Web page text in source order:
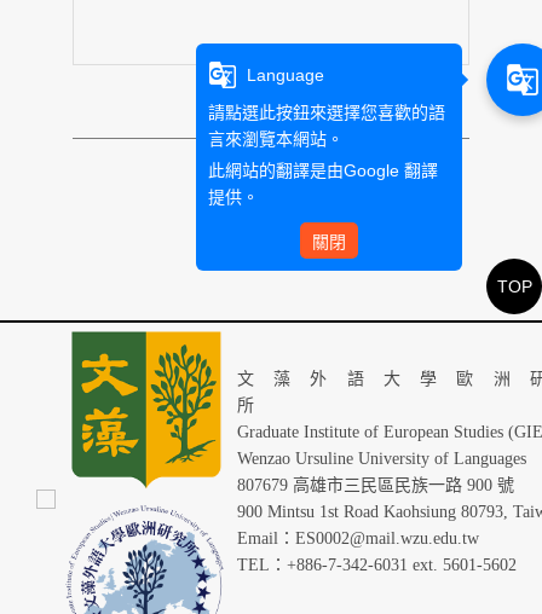
文藻外語大學歐洲
Graduate Institute of European Studies
Wenzao Ursuline University of Languages
807679 高雄市三民區民族一路 900 號
900 Mintsu 1st Road Kaohsiung 80793,
Email：ES0002@mail.wzu.edu.tw
TEL：+886-7-342-6031 ext. 5601-5602
TOP
g_translate
Language
請點選此按鈕來選擇您喜歡的語
言來瀏覽本網站。
此網站的翻譯是由Google 翻譯
提供。
關閉
g_translate